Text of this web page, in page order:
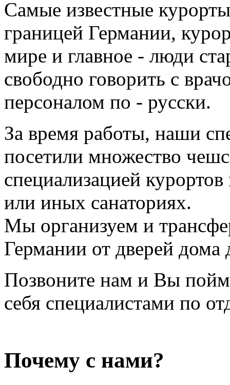
Самые известные
границей Германии,
мире и главное - люди
свободно говорить с
персоналом по - русски.
За время работы, наши
посетили множество
специализацией
или иных санаториях.
Мы организуем и
Германии от дверей дома
Позвоните нам и Вы
себя специалистами по
Почему с нами?